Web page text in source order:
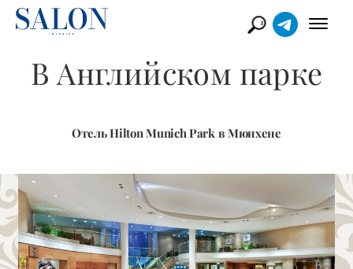
В Английском парке
Отель Hilton Munich Park в Мюнхене